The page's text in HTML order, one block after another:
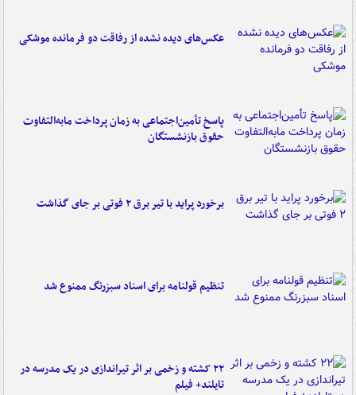
عکس‌های دیده نشده از رفاقت دو فرمانده‌ موشکی
پاسخ تأمین‌اجتماعی به زمان پرداخت مابه‌التفاوت
حقوق بازنشستگان
برخورد پراید با تیر برق ۲ فوتی بر جای گذاشت
تنظیم قولنامه برای اسناد سبزرنگ ممنوع شد
۲۲ کشته و زخمی بر اثر تیراندازی در یک مدرسه در
تایلند+ فیلم